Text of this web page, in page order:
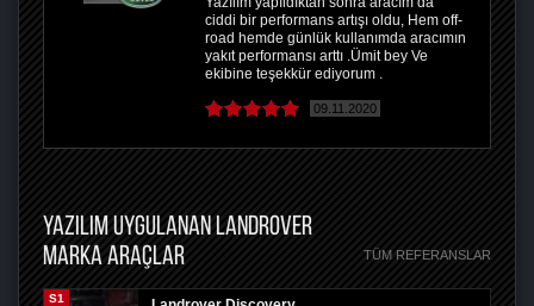
ciddi bir performans artışı oldu, Hem off-
road hemde günlük kullanımda aracımın
yakıt performansı arttı .Ümit bey Ve
ekibine teşekkür ediyorum .
09.11.2020
YAZILIM UYGULANAN LANDROVER
MARKA ARAÇLAR
TÜM REFERANSLAR
S1